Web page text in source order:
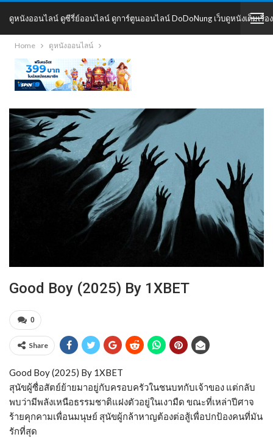
ดูหนังออนไลน์ ดูซีรี่ย์ออนไลน์ ดูการ์ตูนออนไลน์ DoDoNung เว็บดูหนังเต็มเรื่อง
DoDoNung
Home ดูหนังออนไลน์
Good Boy (2025) By 1XBET
0
Share
Good Boy (2025) By 1XBET
สุนัขผู้ซื่อสัตย์ย้ายมาอยู่กับครอบครัวในชนบทกับเจ้าของ แต่กลับ
พบว่ามีพลังเหนือธรรมชาติแฝงตัวอยู่ในเงามืด ขณะที่เหล่าปีศาจ
ร้ายคุกคามเพื่อนมนุษย์ สุนัขผู้กล้าหาญต้องต่อสู้เพื่อปกป้องคนที่มัน
รักที่สุด